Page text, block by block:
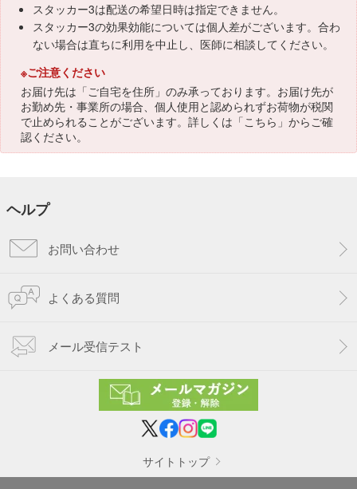
スタッカー3は配送の希望日時は指定できません。
スタッカー3の効果効能については個人差がございます。合わ
ない場合は直ちに利用を中止し、医師に相談してください。
※ご注意ください
お届け先は「ご自宅を住所」のみ承っております。お届け先が
お勤め先・事業所の場合、個人使用と認められずお荷物が税関
で止められることがございます。詳しくは「こちら 」からご確
認ください。
ヘルプ
お問い合わせ
よくある質問
メール受信テスト
サイトトップ